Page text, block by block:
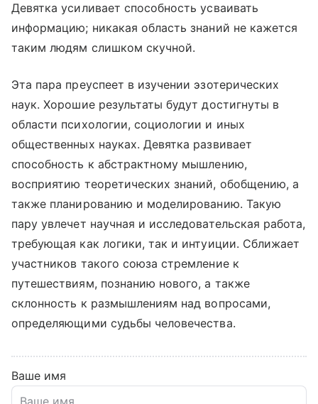
Девятка усиливает способность усваивать
информацию; никакая область знаний не кажется
таким людям слишком скучной.
Эта пара преуспеет в изучении эзотерических
наук. Хорошие результаты будут достигнуты в
области психологии, социологии и иных
общественных науках. Девятка развивает
способность к абстрактному мышлению,
восприятию теоретических знаний, обобщению, а
также планированию и моделированию. Такую
пару увлечет научная и исследовательская работа,
требующая как логики, так и интуиции. Сближает
участников такого союза стремление к
путешествиям, познанию нового, а также
склонность к размышлениям над вопросами,
определяющими судьбы человечества.
Ваше имя